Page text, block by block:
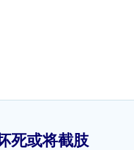
死或将截肢